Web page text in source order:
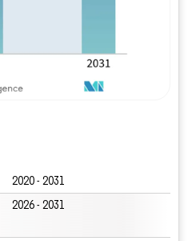
2020 - 2031
2026 - 2031